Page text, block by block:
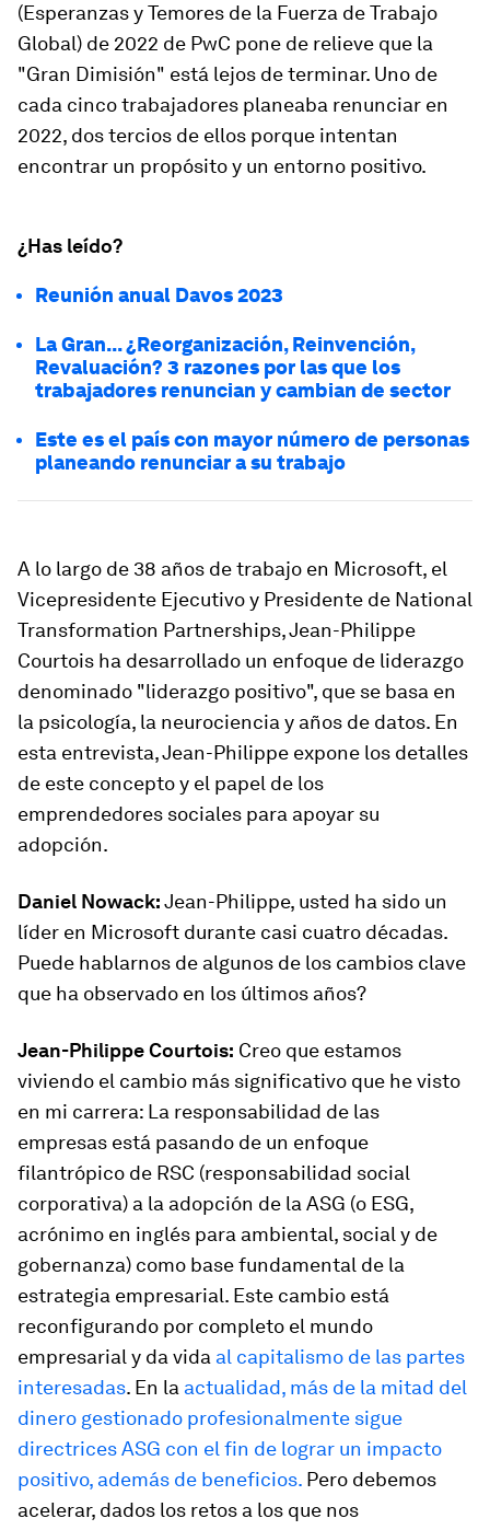
(Esperanzas y Temores de la Fuerza de Trabajo
Global) de 2022 de PwC pone de relieve que la
"Gran Dimisión" está lejos de terminar. Uno de
cada cinco trabajadores planeaba renunciar en
2022, dos tercios de ellos porque intentan
encontrar un propósito y un entorno positivo.
¿Has leído?
Reunión anual Davos 2023
La Gran... ¿Reorganización, Reinvención,
Revaluación? 3 razones por las que los
trabajadores renuncian y cambian de sector
Este es el país con mayor número de personas
planeando renunciar a su trabajo
A lo largo de 38 años de trabajo en Microsoft, el
Vicepresidente Ejecutivo y Presidente de National
Transformation Partnerships, Jean-Philippe
Courtois ha desarrollado un enfoque de liderazgo
denominado "liderazgo positivo", que se basa en
la psicología, la neurociencia y años de datos. En
esta entrevista, Jean-Philippe expone los detalles
de este concepto y el papel de los
emprendedores sociales para apoyar su
adopción.
Daniel Nowack:Jean-Philippe, usted ha sido un
líder en Microsoft durante casi cuatro décadas.
Puede hablarnos de algunos de los cambios clave
que ha observado en los últimos años?
Jean-Philippe Courtois: Creo que estamos
viviendo el cambio más significativo que he visto
en mi carrera: La responsabilidad de las
empresas está pasando de un enfoque
filantrópico de RSC (responsabilidad social
corporativa) a la adopción de la ASG (o ESG,
acrónimo en inglés para ambiental, social y de
gobernanza) como base fundamental de la
estrategia empresarial. Este cambio está
reconfigurando por completo el mundo
empresarial y da vida al capitalismo de las partes
interesadas. En la actualidad, más de la mitad del
dinero gestionado profesionalmente sigue
directrices ASG con el fin de lograr un impacto
positivo, además de beneficios. Pero debemos
acelerar, dados los retos a los que nos